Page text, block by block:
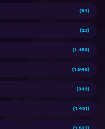
(94)
(23)
(1.453)
(1.845)
(342)
(1.451)